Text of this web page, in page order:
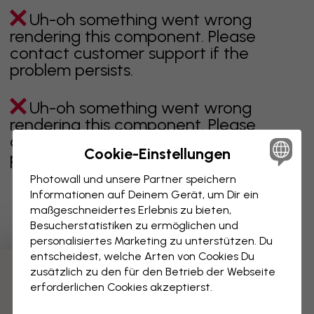
Uh-oh something went wrong
rendering this component. Please
contact customer support if the
problem persists.
Uh-oh something went wrong
rendering this component. Please
contact customer support if the
problem persists.
Zeigt Seite 1 von 3 Seiten
Weitere Kategorien entdecken
Cookie-Einstellungen
Photowall und unsere Partner speichern
Informationen auf Deinem Gerät, um Dir ein
maßgeschneidertes Erlebnis zu bieten,
Besucherstatistiken zu ermöglichen und
personalisiertes Marketing zu unterstützen. Du
entscheidest, welche Arten von Cookies Du
zusätzlich zu den für den Betrieb der Webseite
erforderlichen Cookies akzeptierst.